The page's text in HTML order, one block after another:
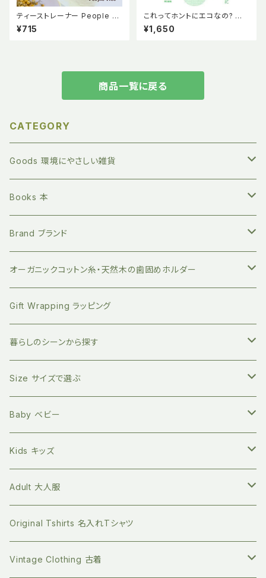
ティーストレーナー People Tr
ee 茶漉し フェアトレード 竹製
茶こし ピープルツリー ゴミが出
¥715
これってホントにエコなの? ジョ
ージーナ ウィルソン=パウエ
ル 吉田綾 吉原かれん 東京
¥1,650
商品一覧に戻る
CATEGORY
Goods 環境にやさしい雑貨
繰り返し長く使える ステンレスボトル
地球にやさしい 竹歯ブラシ
持ち運びに便利 竹歯ブラシケース
竹のデンタルスティックフロス
小分けに便利 ベジバッグ
繰り返し使える ストロー
オーガニックコットン100% エコバッグ
自然素材のキッチン用品
天然へちまスポンジ
オーガニック100% マイカトラリーセット
プラフリーのステンレス保存容器セット
GOTS認証 メッシュエコバッグ
珪藻土 歯ブラシスタンド
マイクロプラを防ぐ 洗濯ネット
Books 本
絵本 赤ちゃん向け
絵本 お子さまへ
絵本 大人向け
英語の絵本 (日本語CD付き)
バイリンガル絵本(英語と日本語)
環境問題関連の本
食べ物の本
ファッションの本
ライフスタイルの本
デザインの本
Brand ブランド
FUB ファブ
EAST END HIGHLANDERS
SLEEP NO MORE スリープノーモア
Zoologia ズーロジア
Born to Explore ボーントゥエクスプロアー
Petites Pommes プティットポム
mana.ORGANIC LIVING
シリコンボトル
Bibelot ビベロ
ビベロの子ども服
天衣無縫
オーガニックコットン糸・天然木の歯固めホルダー
おしゃぶり・おもちゃホルダー
マグホルダー
マルチホルダー
Gift Wrapping ラッピング
暮らしのシーンから探す
地球にやさしく暮らす
マルチレスキューバーム
キッチングッズ
親子の絵本時間に
かわいいあの子の出産祝いに
本を読む時間を作ってみる
ゆっくりのんびり過ごす
お誕生日プレゼントに
Size サイズで選ぶ
新生児サイズ
60サイズ 3ヶ月
70サイズ 6ヶ月
80サイズ 12-18ヶ月
90サイズ 2-3歳
Baby ベビー
Tops トップス
Long sleeve 長袖
Short sleeve 半袖
Bottoms ボトムス
Romper ロンパース
Dress ワンピース
Kids キッズ
Tops トップス
Long sleeve 長袖
Short sleeve 半袖
Bottoms ボトムス
Dress ワンピース
Adult 大人服
Tops トップス
Botoms ボトムス
Original Tshirts 名入れTシャツ
Vintage Clothing 古着